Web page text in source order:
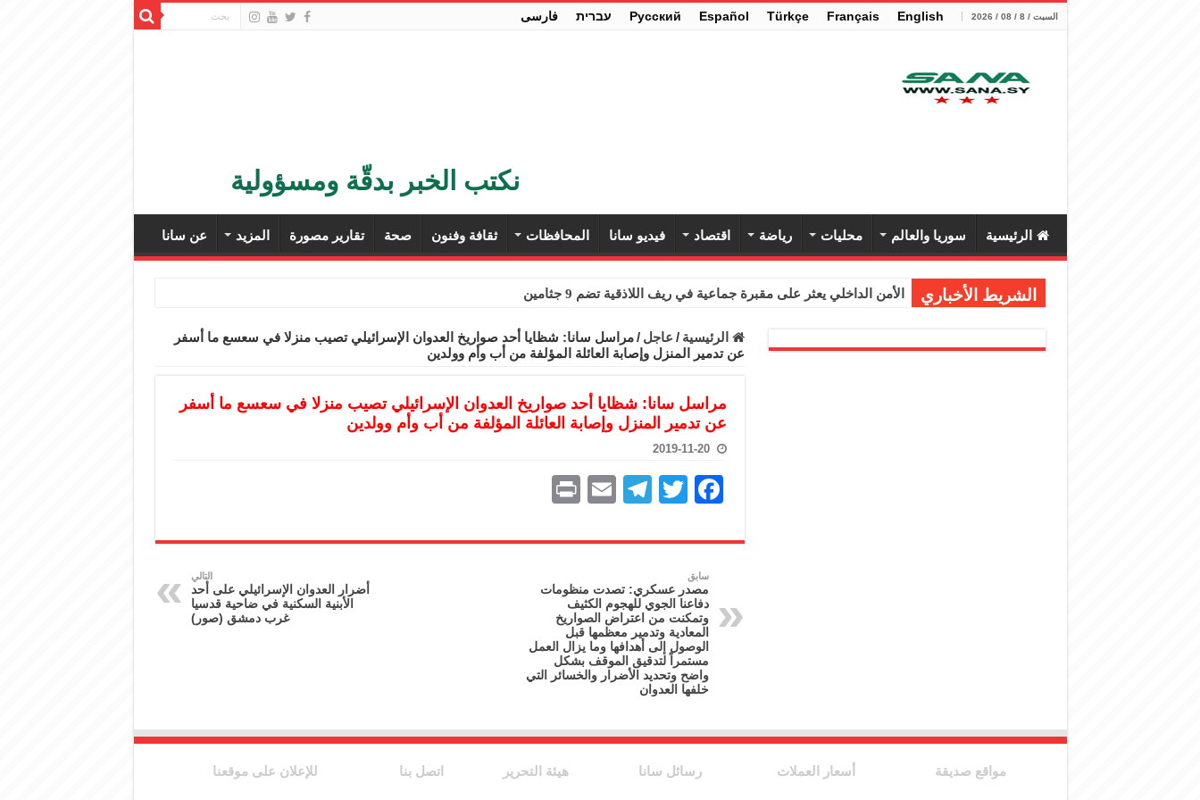
السبت / 8 / 08 / 2026 English
Français
Türkçe
Español
Pусский עברית فارسی
نكتب الخبر بدقّة ومسؤولية
الرئيسية سوريا والعالم محليات رياضة اقتصاد فيديو سانا المحافظات ثقافة وفنون صحة تقارير مصورة المزيد عن سانا
الشريط الأخباري الأمن الداخلي يعثر على مقبرة جماعية في ريف اللاذقية تضم 9 جثامين
برنية: مرسوم بإعفاء مستهلكي الكهرباء المنزلية والتجارية والصناعية من الرسوم
المركزي يحذر من التعامل بالعملات الرقمية: غير قانونية وتنطوي على مخاطر كبيرة
وفد من الإدارة العامة لحرس الحدود السورية يزور تركيا لبحث سبل التعاون المشترك
التربية السورية: امتحان تعويضي لطلاب المرحلة الانتقالية المتغيبين عن الامتحان النهائي
الرئيسية / عاجل / مراسل سانا: شظايا أحد صواريخ العدوان الإسرائيلي تصيب منزلا في سعسع ما أسفر
عن تدمير المنزل وإصابة العائلة المؤلفة من أب وأم وولدين
مراسل سانا: شظايا أحد صواريخ العدوان الإسرائيلي تصيب منزلا في سعسع ما أسفر
عن تدمير المنزل وإصابة العائلة المؤلفة من أب وأم وولدين
2019-11-20
F
c
e
b
o
o
k
T
itt
T
e
a
m
E
ai
nt
سابق
مصدر عسكري: تصدت منظومات
دفاعنا الجوي للهجوم الكثيف
وتمكنت من اعتراض الصواريخ
المعادية وتدمير معظمها قبل
الوصول إلى أهدافها وما يزال العمل
مستمراً لتدقيق الموقف بشكل
واضح وتحديد الأضرار والخسائر التي
خلفها العدوان
التالي
أضرار العدوان الإسرائيلي على أحد
الأبنية السكنية في ضاحية قدسيا
غرب دمشق (صور)
مواقع صديقة أسعار العملات رسائل سانا هيئة التحرير اتصل بنا للإعلان على موقعنا